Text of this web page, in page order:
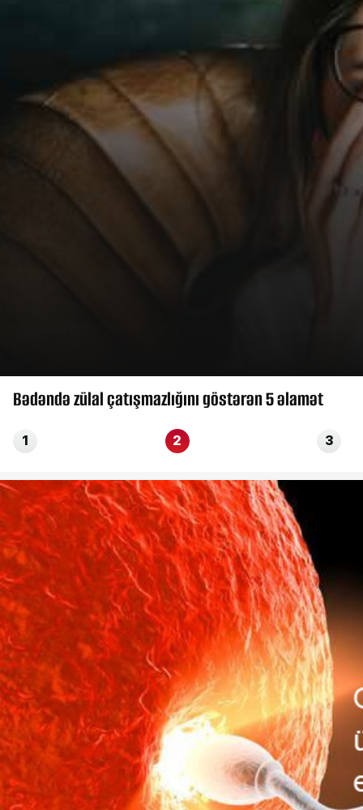
Bədəndə zülal çatışmazlığını göstərən 5 əlamət
1 2 3